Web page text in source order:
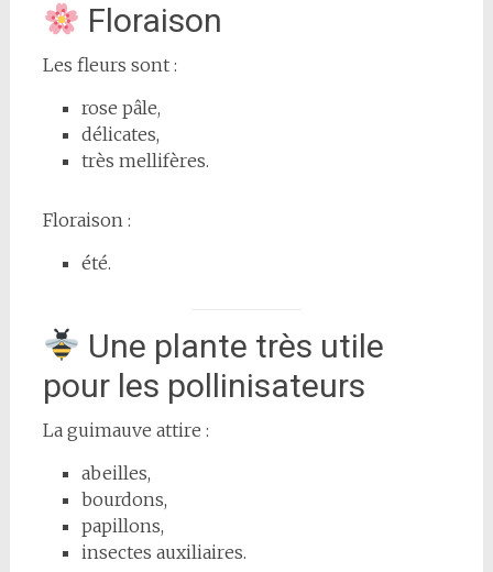
Floraison
Les fleurs sont :
rose pâle,
délicates,
très mellifères.
Floraison :
été.
Une plante très utile
pour les pollinisateurs
La guimauve attire :
abeilles,
bourdons,
papillons,
insectes auxiliaires.